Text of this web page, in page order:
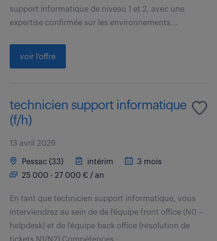
support informatique de niveau 1 et 2, avec une
expertise confirmée sur les environnements...
voir l'offre
technicien support informatique
(f/h)
13 avril 2026
Pessac (33) intérim
3 mois
25 000 - 27 000 € / an
En tant que technicien support informatique, vous
interviendrez au sein de de l'équipe front office (N0 –
helpdesk) et de l'équipe back office (résolution de
tickets N1/N2) Compétences :...